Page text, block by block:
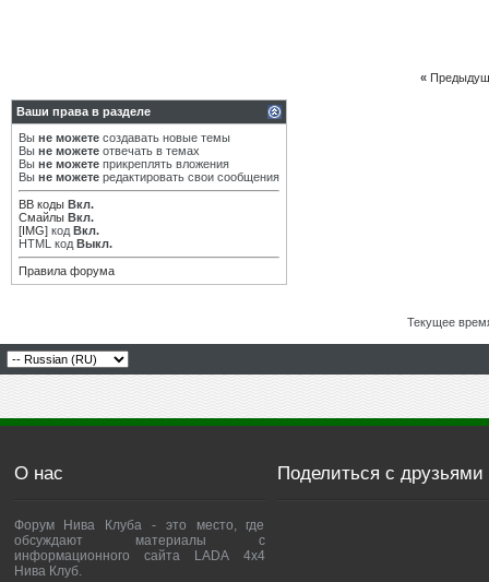
«
Ваши права в разделе
Вы не можете создавать новые темы
Вы не можете отвечать в темах
Вы не можете прикреплять вложения
Вы не можете редактировать свои сообщения
BB коды Вкл.
Смайлы Вкл.
[IMG] код Вкл.
HTML код Выкл.
Правила форума
Текущее
О нас
Форум Нива Клуба - это место, где
обсуждают материалы с
информационного сайта LADA 4x4
Нива Клуб.
Поделиться с друзьями